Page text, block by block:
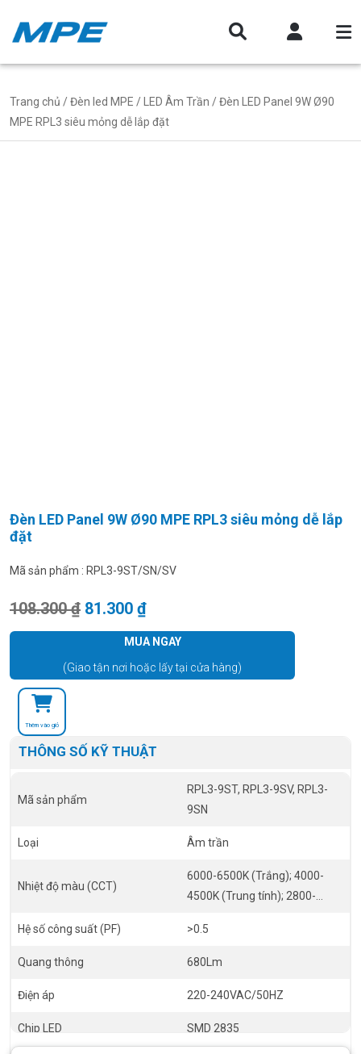
Trang chủ /Đèn led MPE / LED Âm Trần / Đèn LED Panel 9W Ø90
MPE RPL3 siêu mỏng dễ lắp đặt
Đèn LED Panel 9W Ø90 MPE RPL3 siêu mỏng dễ lắp
đặt
Mã sản phẩm : RPL3-9ST/SN/SV
108.300₫ Giá gốc là: 108.300 ₫.
81.300 ₫Giá hiện tại là: 81.300 ₫.
MUA NGAY
(Giao tận nơi hoặc lấy tại cửa hàng)
Thêm vào giỏ
THÔNG SỐ KỸ THUẬT
Mã sản phẩm
RPL3-9ST, RPL3-9SV, RPL3-
9SN
Loại Âm trần
Nhiệt độ màu (CCT)
6000-6500K (Trắng); 4000-
4500K (Trung tính); 2800-
Hệ số công suất (PF)
>0.5
Quang thông 680Lm
Điện áp 220-240VAC/50HZ
Chip LED SMD 2835